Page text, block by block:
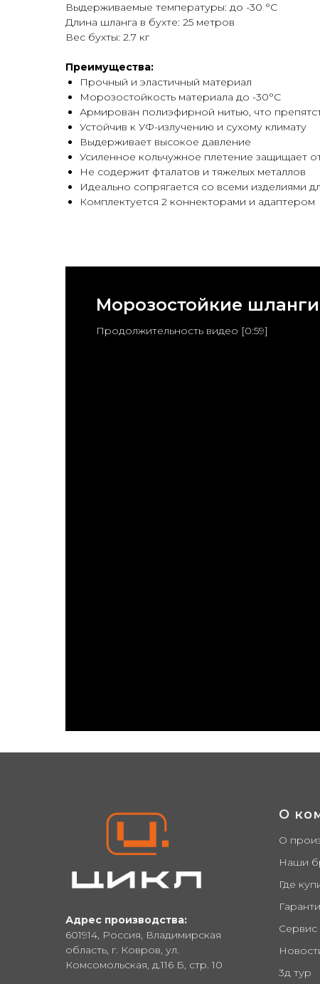
Выдерживаемые температуры: до -30 °C
Длина шланга в бухте: 25 метров
Вес бухты: 2.7 кг
Преимущества:
Прочный и эластичный материал
Морозостойкость материала до -30°C
Армирован полиэфирной нитью, что
Устойчив к УФ-излучению и сухому климату
Выдерживает высокое давление
Усиленное кольчужное плетение защищает
Не содержит фталатов и тяжелых металлов
Идеально сопрягается со всеми изделиями
Комплектуется 2 коннекторами и адаптером
Морозостойкие
Продолжительность видео [0:59]
Адрес производства:
601914, Россия, Владимирская
область, г. Ковров, ул.
Комсомольская, д.116 Б, стр. 10
О
О
Наши
Где
Сервис
3д тур